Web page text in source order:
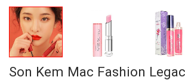
Son Kem Mac Fashion